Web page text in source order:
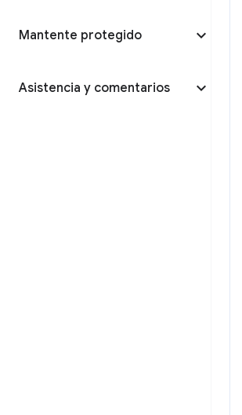
Mantente protegido
Asistencia y comentarios